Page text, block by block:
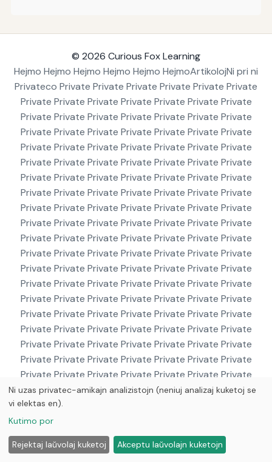
© 2026 Curious Fox Learning
Hejmo Hejmo Hejmo Hejmo Hejmo HejmoArtikolojNi pri ni
Privateco Private Private Private Private Private Private
Private Private Private Private Private Private Private
Private Private Private Private Private Private Private
Private Private Private Private Private Private Private
Private Private Private Private Private Private Private
Private Private Private Private Private Private Private
Private Private Private Private Private Private Private
Private Private Private Private Private Private Private
Private Private Private Private Private Private Private
Private Private Private Private Private Private Private
Private Private Private Private Private Private Private
Private Private Private Private Private Private Private
Private Private Private Private Private Private Private
Private Private Private Private Private Private Private
Private Private Private Private Private Private Private
Private Private Private Private Private Private Private
Private Private Private Private Private Private Private
Private Private Private Private Private Private Private
Private Private Private Private Private Private Private
Private Private Private Private Private Private Private
Private Private Private Private Private Private Private
Private Private Private Private Private Private Private
Private Private Private Private Private Private Private
Private Private Private Private Private Private Private
Private Private Private Private Private Private Private
Ni uzas privatec-amikajn analizistojn (neniuj analizaj kuketoj se
vi elektas en).
Kutimo por
Rejektaj laŭvolaj kuketoj Akceptu laŭvolajn kuketojn